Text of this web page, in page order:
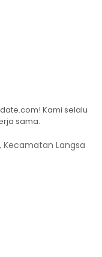
Kami selalu
sama.
Kecamatan Langsa